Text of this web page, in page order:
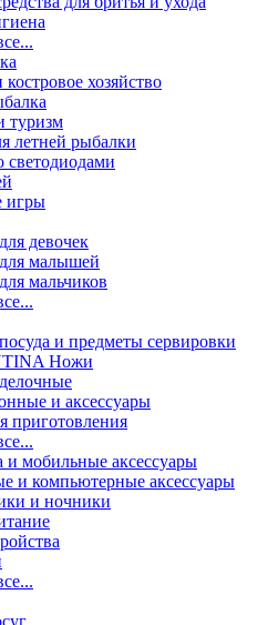
хозяйство
туризм
летней рыбалки
светодиодами
игры
девочек
малышей
мальчиков
и предметы сервировки
Ножи
и аксессуары
приготовления
и мобильные аксессуары
и компьютерные аксессуары
и ночники